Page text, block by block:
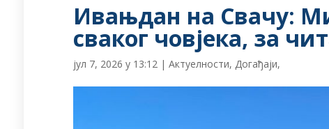
Ивањдан на Свачу:
сваког човјека, за
јул 7, 2026 у 13:12 |Актуелности,Догађаји,